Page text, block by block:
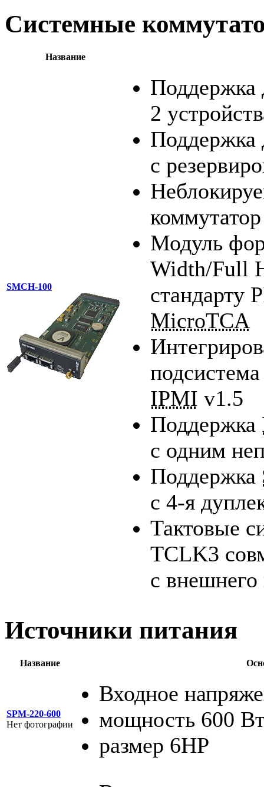
Системные
Название
SMCH-100
Поддержка
2
Поддержка
с
Модуль
Width/Full
стандарту
MicroTCA
IPMI v1.5
Поддержка
с одним
Поддержка
с 4-я
Тактовые
TCLK3
с внешнего
Источники питания
Название
SPM-220-600
Нет фотографии
Входное
мощность 600
размер 6HP